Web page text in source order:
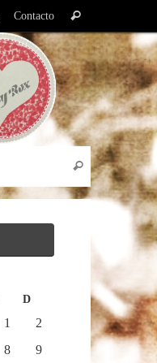
Contacto
para:
Buscar
Búsqueda
Buscar
D
1
2
8
9